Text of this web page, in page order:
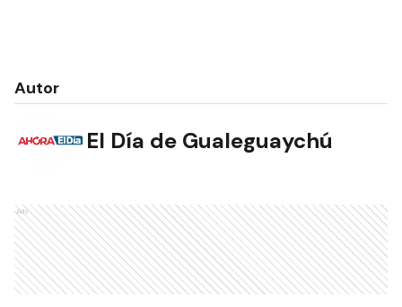
Autor
El Día de Gualeguaychú
Ads